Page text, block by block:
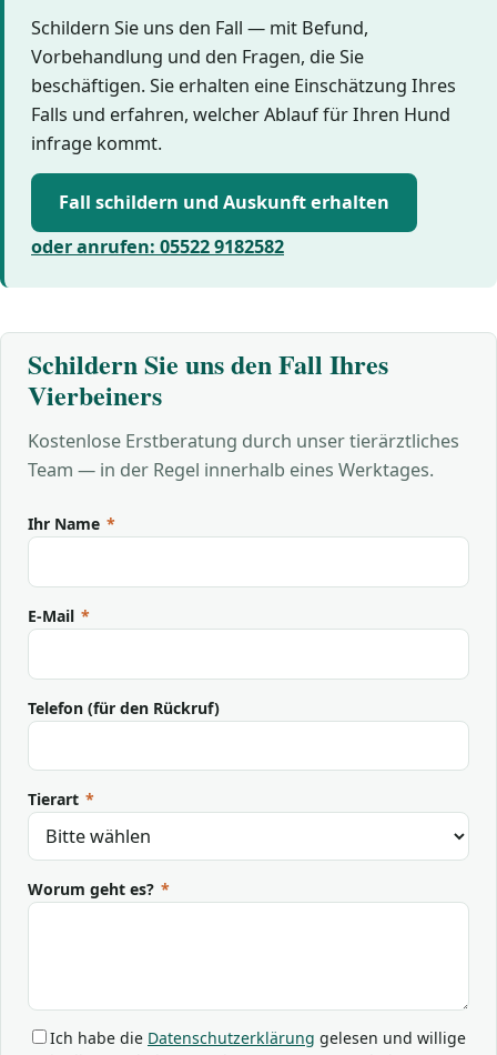
Schildern Sie uns den Fall — mit Befund,
Vorbehandlung und den Fragen, die Sie
beschäftigen. Sie erhalten eine Einschätzung Ihres
Falls und erfahren, welcher Ablauf für Ihren Hund
infrage kommt.
Fall schildern und Auskunft erhalten
oder anrufen: 05522 9182582
Schildern Sie uns den Fall Ihres
Vierbeiners
Kostenlose Erstberatung durch unser tierärztliches
Team — in der Regel innerhalb eines Werktages.
Ihr Name *
E-Mail *
Telefon (für den Rückruf)
Tierart *
Worum geht es? *
Ich habe die Datenschutzerklärung gelesen und willige